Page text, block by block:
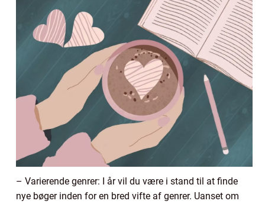
– Varierende genrer: I år vil du være i stand til at finde
nye bøger inden for en bred vifte af genrer. Uanset om